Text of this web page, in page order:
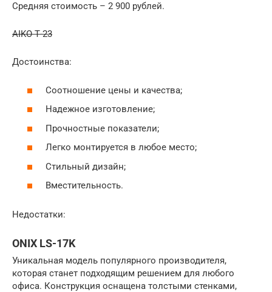
Средняя стоимость – 2 900 рублей.
AIKO Т-23
Достоинства:
Соотношение цены и качества;
Надежное изготовление;
Прочностные показатели;
Легко монтируется в любое место;
Стильный дизайн;
Вместительность.
Недостатки:
ONIX LS-17K
Уникальная модель популярного производителя,
которая станет подходящим решением для любого
офиса. Конструкция оснащена толстыми стенками,